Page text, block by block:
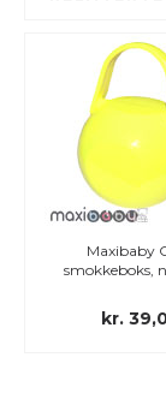
Maxibaby
smokkeboks,
kr.